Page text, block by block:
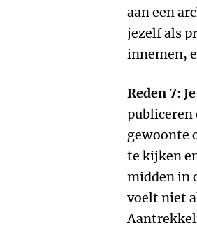
aan een
jezelf als
innemen,
Reden 7:
publiceren
gewoonte
te kijken
midden in
voelt niet